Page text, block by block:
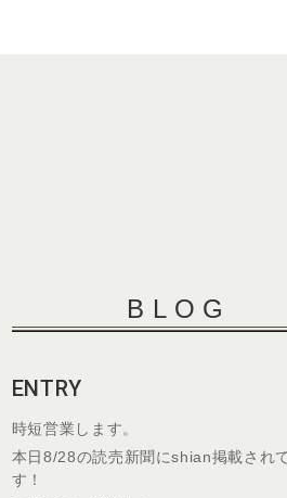
BLOG
ENTRY
時短営業します。
本日8/28の読売新聞にshian掲載され
す！